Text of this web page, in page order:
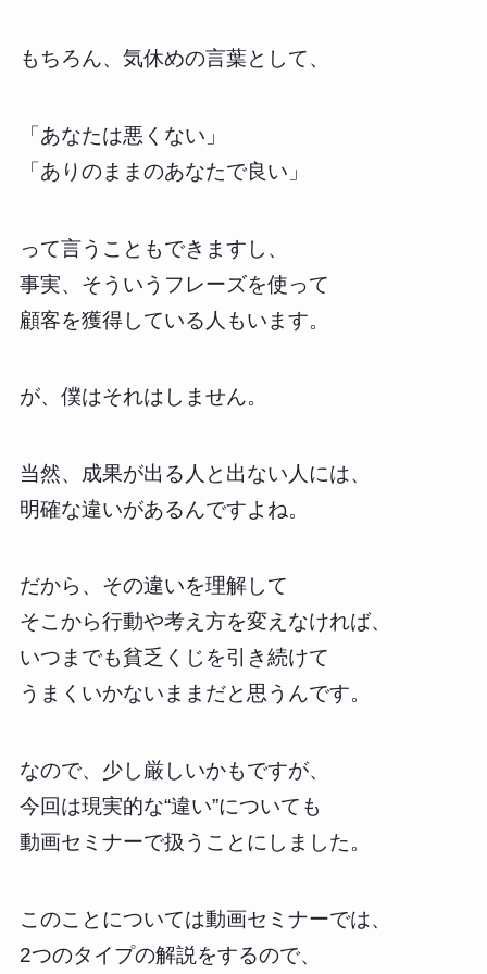
もちろん、気休めの言葉として、
「あなたは悪くない」
「ありのままのあなたで良い」
って言うこともできますし、
事実、そういうフレーズを使って
顧客を獲得している人もいます。
が、僕はそれはしません。
当然、成果が出る人と出ない人には、
明確な違いがあるんですよね。
だから、その違いを理解して
そこから行動や考え方を変えなければ、
いつまでも貧乏くじを引き続けて
うまくいかないままだと思うんです。
なので、少し厳しいかもですが、
今回は現実的な“違い”についても
動画セミナーで扱うことにしました。
このことについては動画セミナーでは、
2つのタイプの解説をするので、